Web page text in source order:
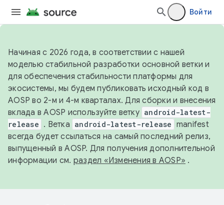
Войти
Начиная с 2026 года, в соответствии с нашей
моделью стабильной разработки основной ветки и
для обеспечения стабильности платформы для
экосистемы, мы будем публиковать исходный код в
AOSP во 2-м и 4-м кварталах. Для сборки и внесения
вклада в AOSP используйте ветку android-latest-
release . Ветка android-latest-release manifest
всегда будет ссылаться на самый последний релиз,
выпущенный в AOSP. Для получения дополнительной
информации см. раздел «Изменения в AOSP» .